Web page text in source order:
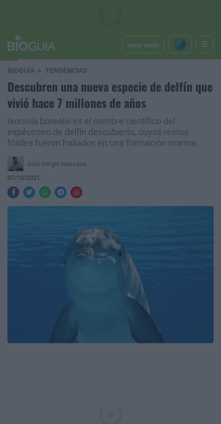
Iniciar sesión
BIOGUÍA TENDENCIAS
Descubren una nueva especie de delfín que
vivió hace 7 millones de años
Isoninia borealis es el nombre científico del
espécimen de delfín descubierto, cuyos restos
fósiles fueron hallados en una formación marina.
Julio Sergio Marcano
07/10/2021